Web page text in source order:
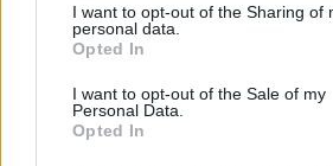
I want to opt-out of the Sharing of
personal data.
Opted In
I want to opt-out of the Sale of my
Personal Data.
Opted In